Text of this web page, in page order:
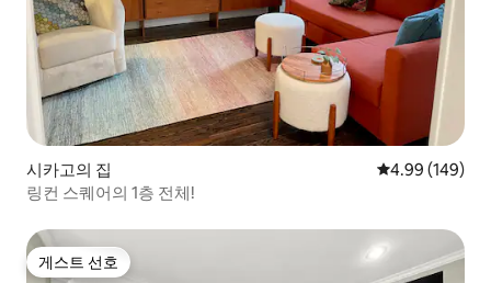
시카고의 집 평점 4.99점(5
4.99 (149)
링컨 스퀘어의 1층 전체!
게스트 선호
게스트 선호